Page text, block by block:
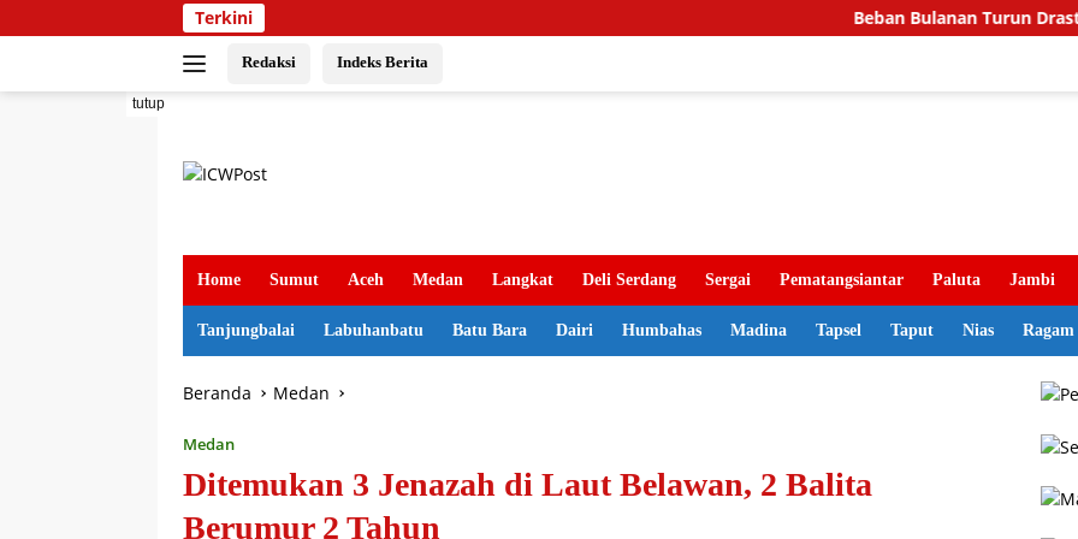
ke
Terkini Beban Bulanan Turun Drastis,
Redaksi Indeks Berita
tutup
Home Sumut Aceh Medan Langkat Deli Serdang Sergai Pematangsiantar Paluta Jambi
Tanjungbalai Labuhanbatu Batu Bara Dairi Humbahas Madina Tapsel Taput Nias Ragam
Beranda Medan
Medan
Ditemukan 3 Jenazah di Laut Belawan, 2 Balita
Berumur 2 Tahun